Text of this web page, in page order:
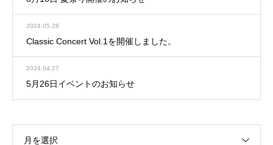
2024.05.28
Classic Concert Vol.1を開催しました。
2024.04.27
5月26日イベントのお知らせ
月を選択